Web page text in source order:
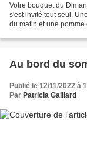
Votre bouquet du
s'est invité tout seul.
du matin et une pomme
Au bord du
Publié le 12/11/2022 à
Par Patricia Gaillard